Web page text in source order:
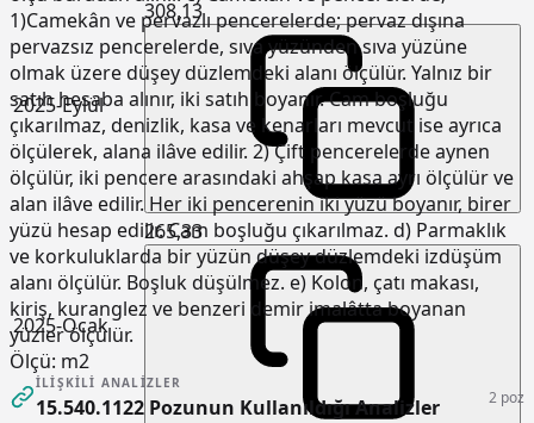
2025-Eylül
308,13
2025-Ocak
265,33
1)Camekân ve pervazlı pencerelerde; pervaz dışına
pervazsız pencerelerde, sıva yüzünden sıva yüzüne
olmak üzere düşey düzlemdeki alanı ölçülür. Yalnız bir
satıh hesaba alınır, iki satıh boyanır. Cam boşluğu
çıkarılmaz, denizlik, kasa ve kenarları mevcut ise ayrıca
ölçülerek, alana ilâve edilir. 2) Çift pencerelerde aynen
ölçülür, iki pencere arasındaki ahşap kasa ayrı ölçülür ve
alan ilâve edilir. Her iki pencerenin iki yüzü boyanır, birer
yüzü hesap edilir. Cam boşluğu çıkarılmaz. d) Parmaklık
ve korkuluklarda bir yüzün düşey düzlemdeki izdüşüm
alanı ölçülür. Boşluk düşülmez. e) Kolon, çatı makası,
kiriş, kuranglez ve benzeri demir imalâtta boyanan
yüzler ölçülür.
Ölçü: m2
İLIŞKILI ANALIZLER
15.540.1122 Pozunun Kullanıldığı Analizler 2 poz